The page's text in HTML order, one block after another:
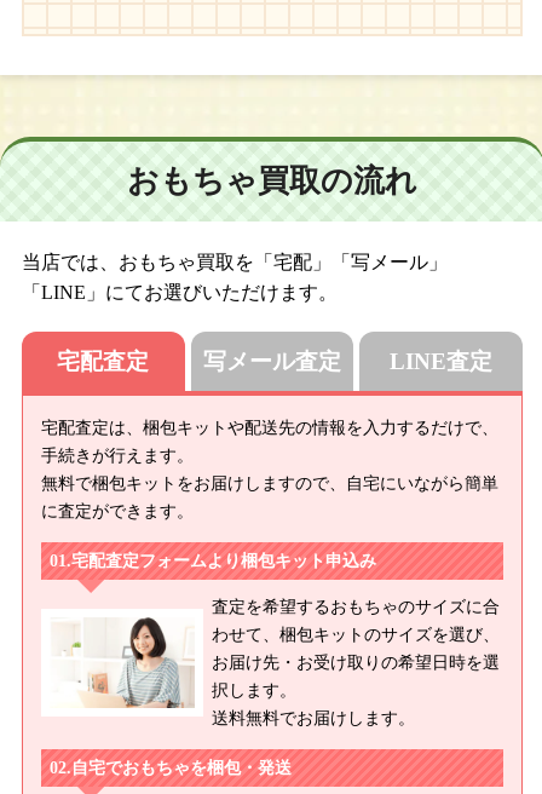
おもちゃ買取の流れ
当店では、おもちゃ買取を「宅配」「写メール」
「LINE」にてお選びいただけます。
宅配査定
宅配査定は、梱包キットや配送先の情報を入力するだけで、
手続きが行えます。
無料で梱包キットをお届けしますので、自宅にいながら簡単
に査定ができます。
宅配査定フォームより梱包キット申込み
査定を希望するおもちゃのサイズに合
わせて、梱包キットのサイズを選び、
お届け先・お受け取りの希望日時を選
択します。
送料無料でお届けします。
自宅でおもちゃを梱包・発送
写メール査定 LINE査定